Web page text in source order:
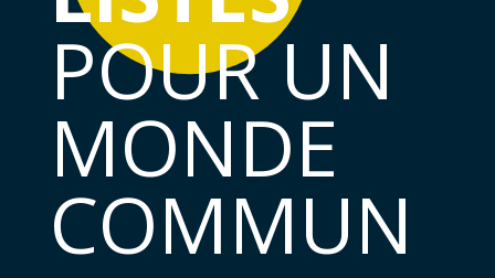
POUR UN
MONDE
COMMUN